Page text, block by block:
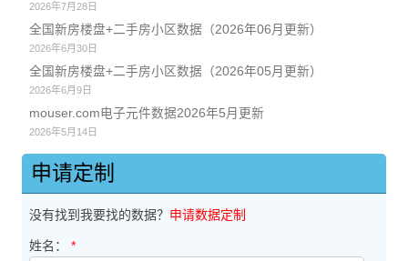
2026年7月28日
全国新房楼盘+二手房小区数据（2026年06月更新）
2026年6月30日
全国新房楼盘+二手房小区数据（2026年05月更新）
2026年6月9日
mouser.com电子元件数据2026年5月更新
2026年5月14日
申请定制
没有找到我要找的数据？ 申请数据定制
姓名： *